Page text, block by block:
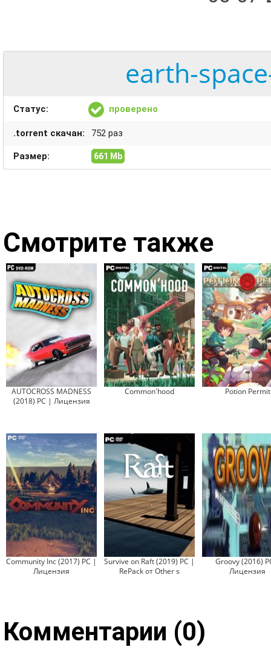
earth-
Статус: проверено
.torrent скачан: 752 раз
Размер: 661 Mb
Смотрите также
AUTOCROSS MADNESS
(2018) PC | Лицензия
Common'hood Potion Permit
Community Inc (2017) PC |
Лицензия
Survive on Raft (2019) PC |
RePack от Other s
Groovy (2016)
Лицензия
Комментарии (0)